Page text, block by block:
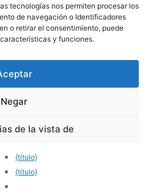
tecnologías nos permiten procesar los
de navegación o Identificadores
o retirar el consentimiento, puede
y funciones.
Negar
de la vista de
{título}
{título}
LAS COOKIES